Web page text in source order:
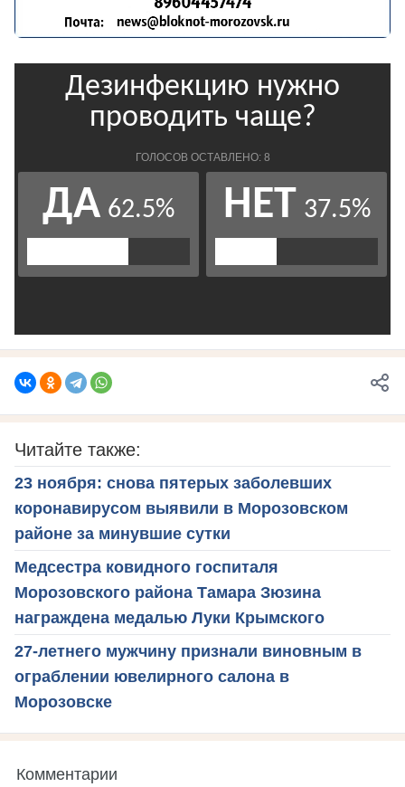
Читайте также:
23 ноября: снова пятерых заболевших
коронавирусом выявили в Морозовском
районе за минувшие сутки
Медсестра ковидного госпиталя
Морозовского района Тамара Зюзина
награждена медалью Луки Крымского
27-летнего мужчину признали виновным в
ограблении ювелирного салона в
Морозовске
Комментарии